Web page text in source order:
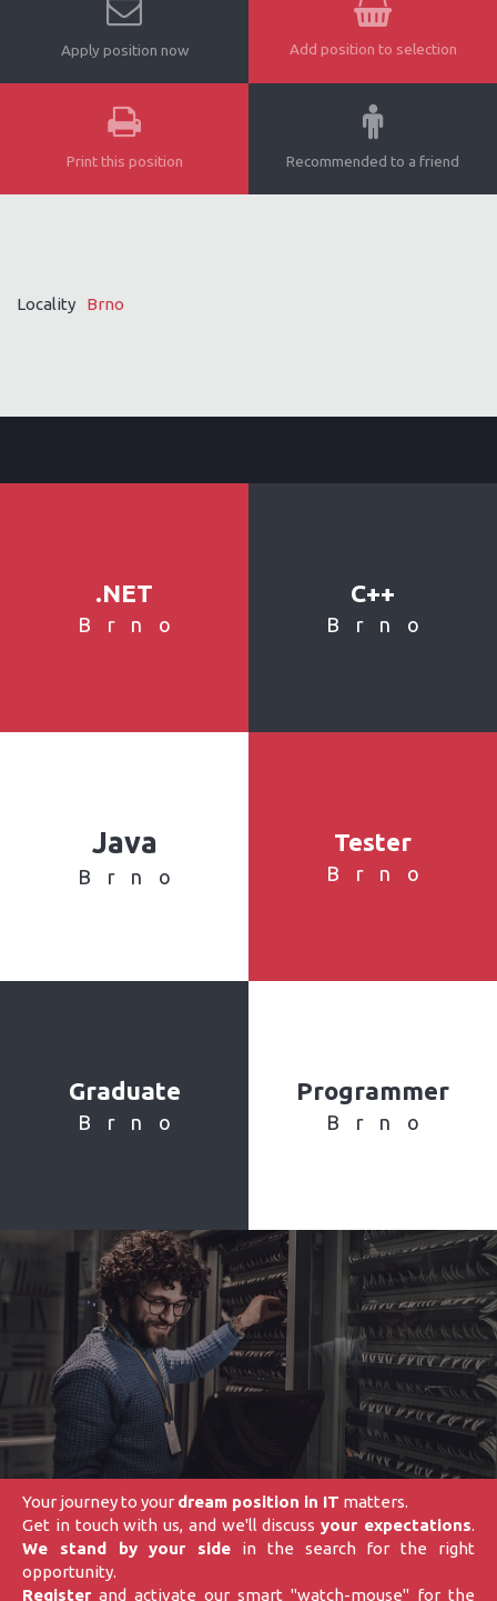
Apply position now Add position to selection
Print this position Recommended to a friend
Locality Brno
.NET
Brno
C++
Brno
Java
Brno
Tester
Brno
Graduate
Brno
Programmer
Brno
Your journey to your dream position in IT matters.
Get in touch with us, and we'll discussyour expectations.
We stand by your side in the search for the right
opportunity.
Register and activate our smart "watch-mouse" for the